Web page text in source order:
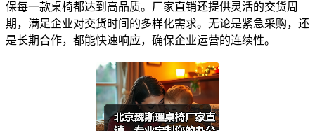
保每一款桌椅都达到高品质。厂家直销还提供灵活的交货周
期，满足企业对交货时间的多样化需求。无论是紧急采购，还
是长期合作，都能快速响应，确保企业运营的连续性。